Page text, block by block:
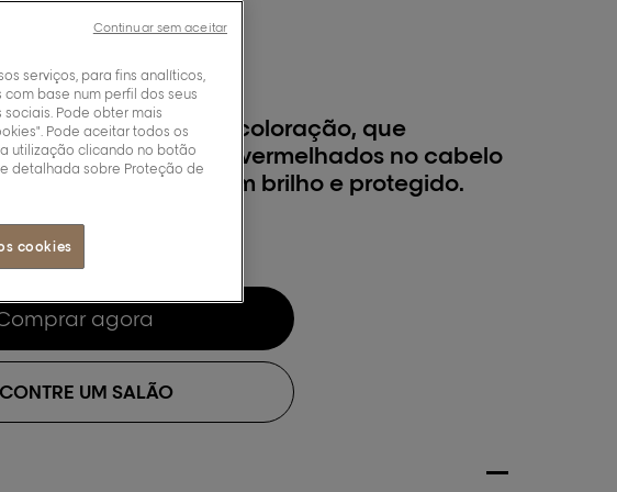
para cabelo com coloração, que
quentes ou avermelhados no cabelo
para um look com brilho e protegido.
agora
UM SALÃO
serviços, para fins analíticos,
base num perfil dos seus
Pode obter mais
Pode aceitar todos os
utilização clicando no botão
detalhada sobre Proteção de
cookies
Continuar sem aceitar